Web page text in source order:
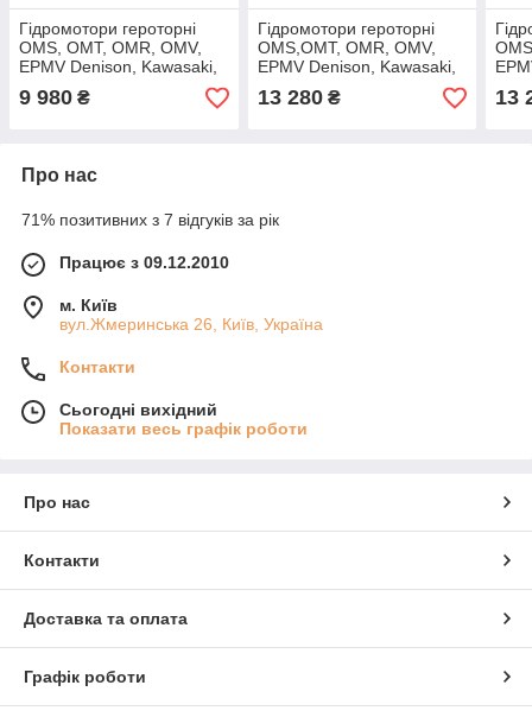
Гідромотори героторні
OMS, OMT, OMR, OMV,
EPMV Denison, Kawasaki,
Sauer Danfoss, Linde,
Vivoil, Marzocchi,
9 980 ₴
Гідромотори героторні
OMS,OMT, OMR, OMV,
EPMV Denison, Kawasaki,
Sauer Danfoss, Linde,
Vivoil, Marzocchi,
13 280₴ 13
Про нас
71% позитивних з 7 відгуків за рік
Працює з 09.12.2010
м. Київ
вул.Жмеринська 26, Київ, Україна
Контакти
Сьогодні вихідний
Показати весь графік роботи
Про нас
Контакти
Доставка та оплата
Графік роботи